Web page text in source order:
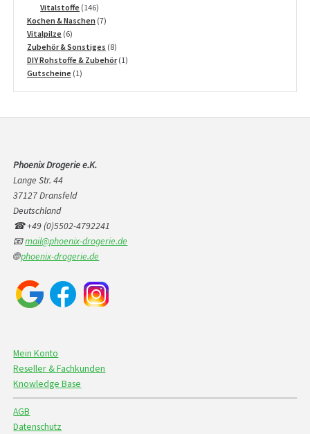
Vitalstoffe 146146
Produkte
Kochen & Naschen 77
Vitalpilze 66
Produkte
Zubehör & Sonstiges 88
Produkte
DIY Rohstoffe & Zubehör 11
Gutscheine 11
Phoenix Drogerie e.K.
Lange Str. 44
37127 Dransfeld
Deutschland
☎ +49 (0)5502-4792241
📧mail@phoenix-drogerie.de
🌐phoenix-drogerie.de
Mein Konto
Reseller & Fachkunden
Knowledge Base
AGB
Datenschutz